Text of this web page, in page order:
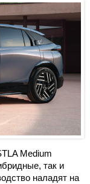
Medium
так и
наладят на